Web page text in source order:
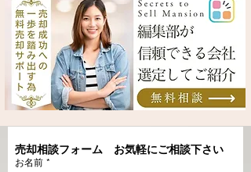
売却相談フォーム　お気軽にご相談下さい
お名前 *